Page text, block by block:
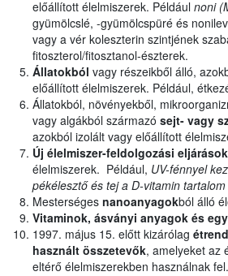
előállított élelmiszerek. Például noni
gyümölcslé, -gyümölcspüré és
vagy a vér koleszterin szintjének
fitoszterol/fitosztanol-észterek.
Állatokból vagy részeikből álló,
előállított élelmiszerek. Például,
Állatokból, növényekből,
vagy algákból származó sejt- vagy
azokból izolált vagy előállított
Új élelmiszer-feldolgozási
élelmiszerek. Például, UV-fénnyel
pékélesztő és tej a D-vitamin
Mesterséges nanoanyagokból álló
Vitaminok, ásványi anyagok és
1997. május 15. előtt kizárólag
használt összetevők, amelyeket az
eltérő élelmiszerekben használnak fel.